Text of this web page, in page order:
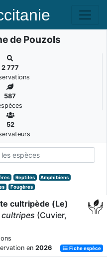
de Pouzols
2 777
587
52
Reptiles
Amphibiens
Fougères
cultripède (Le)
cultripes (Cuvier,
en 2026 Fiche espèce